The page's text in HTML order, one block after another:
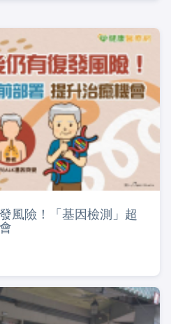
風險！「基因檢測」超